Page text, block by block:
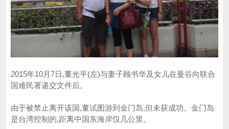
2015年10月7日,董光平(左)与妻子顾书华及女儿在曼谷向联合
国难民署递交文件后。
由于被禁止离开该国,董试图游到金门岛,但未获成功。金门岛
是台湾控制的,距离中国东海岸仅几公里。